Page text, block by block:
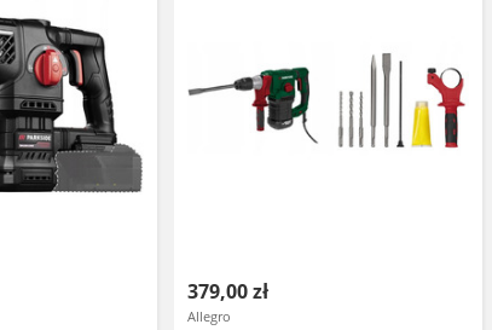
379,00 zł
Allegro